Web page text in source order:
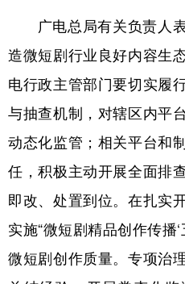
彩票 娱乐
公益 一带一路
文化产业
地方频道
浙江 安徽
广电总局有关负责人表
造微短剧行业良好内容生
电行政主管部门要切实履
与抽查机制，对辖区内平
动态化监管；相关平台和
任，积极主动开展全面排
即改、处置到位。在扎实
实施“微短剧精品创作传播
微短剧创作质量。专项治